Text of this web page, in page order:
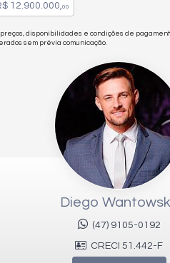
12.900.000,00
preços, disponibilidades e condições de
sem prévia comunicação.
Diego
(47) 9105-0192
CRECI 51.442-F